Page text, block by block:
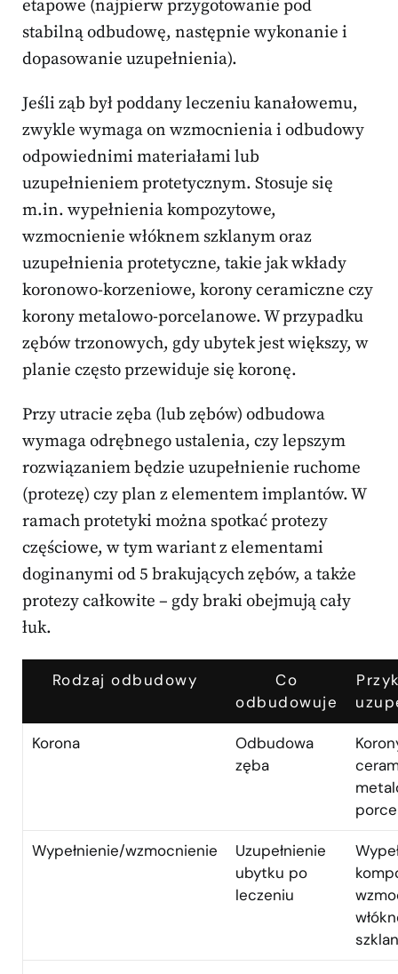
etapowe (najpierw przygotowanie pod
stabilną odbudowę, następnie wykonanie i
dopasowanie uzupełnienia).
Jeśli ząb był poddany leczeniu kanałowemu,
zwykle wymaga on wzmocnienia i odbudowy
odpowiednimi materiałami lub
uzupełnieniem protetycznym. Stosuje się
m.in. wypełnienia kompozytowe,
wzmocnienie włóknem szklanym oraz
uzupełnienia protetyczne, takie jak wkłady
koronowo-korzeniowe, korony ceramiczne czy
korony metalowo-porcelanowe. W przypadku
zębów trzonowych, gdy ubytek jest większy, w
planie często przewiduje się koronę.
Przy utracie zęba (lub zębów) odbudowa
wymaga odrębnego ustalenia, czy lepszym
rozwiązaniem będzie uzupełnienie ruchome
(protezę) czy plan z elementem implantów. W
ramach protetyki można spotkać protezy
częściowe, w tym wariant z elementami
doginanymi od 5 brakujących zębów, a także
protezy całkowite – gdy braki obejmują cały
łuk.
Rodzaj odbudowy
Co
odbudowuje
Korona
Odbudowa
zęba
Wypełnienie/wzmocnienie
Uzupełnienie
ubytku po
leczeniu